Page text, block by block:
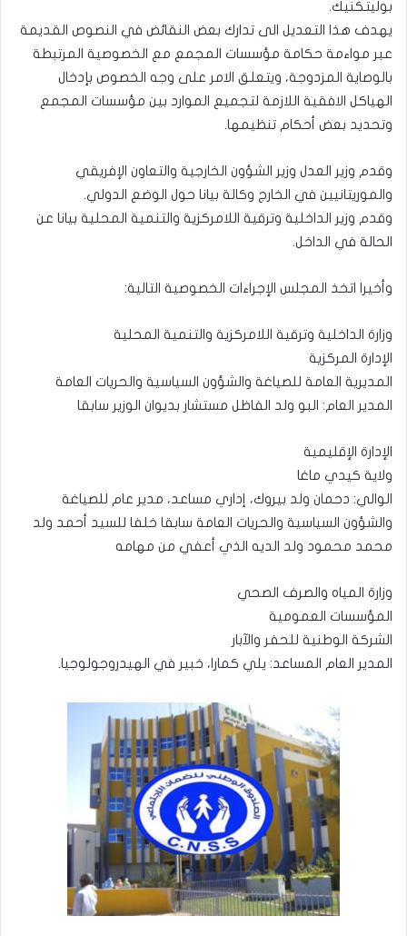
بوليتكنيك.
يهدف هذا التعديل الى تدارك بعض النقائض في النصوص القديمة
عبر مواءمة حكامة مؤسسات المجمع مع الخصوصية المرتبطة
بالوصاية المزدوجة، ويتعلق الامر على وجه الخصوص بإدخال
الهياكل الافقية اللازمة لتجميع الموارد بين مؤسسات المجمع
وتحديد بعض أحكام تنظيمها.
وقدم وزير العدل وزير الشؤون الخارجية والتعاون الإفريقي
والموريتانيين في الخارج وكالة بيانا حول الوضع الدولي.
وقدم وزير الداخلية وترقية اللامركزية والتنمية المحلية بيانا عن
الحالة في الداخل.
وأخيرا اتخذ المجلس الإجراءات الخصوصية التالية:
وزارة الداخلية وترقية اللامركزية والتنمية المحلية
الإدارة المركزية
المديرية العامة للصياغة والشؤون السياسية والحريات العامة
المدير العام: البو ولد الفاظل مستشار بديوان الوزير سابقا
الإدارة الإقليمية
ولاية كيدي ماغا
الوالي: دحمان ولد بيروك، إداري مساعد، مدير عام للصياغة
والشؤون السياسية والحريات العامة سابقا خلفا للسيد أحمد ولد
محمد محمود ولد الديه الذي أعفي من مهامه
وزارة المياه والصرف الصحي
المؤسسات العمومية
الشركة الوطنية للحفر والآبار
المدير العام المساعد: يلي كمارا، خبير في الهيدروجولوجيا.